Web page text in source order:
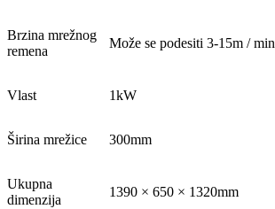
Brzina mrežnog
remena
Može se podesiti 3-15m / min
Vlast 1kW
Širina mrežice 300mm
Ukupna
dimenzija
1390 × 650 × 1320mm